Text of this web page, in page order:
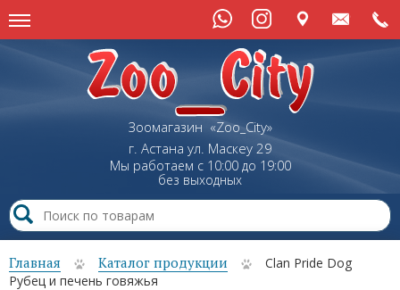
Зоомагазин «Zoo_City»
г. Астана ул. Маскеу29
Мы работаем с 10:00 до 19:00
без выходных
Главная Каталог продукции
Clan Pride Dog
Рубец и печень говяжья